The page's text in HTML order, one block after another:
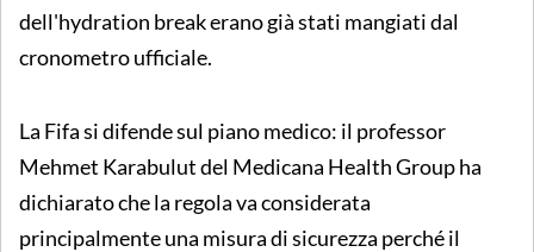
dell'hydration break erano già stati mangiati dal
cronometro ufficiale.
La Fifa si difende sul piano medico: il professor
Mehmet Karabulut del Medicana Health Group ha
dichiarato che la regola va considerata
principalmente una misura di sicurezza perché il